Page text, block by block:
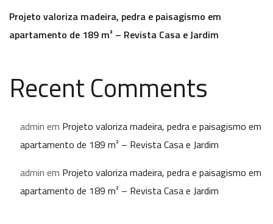
Projeto valoriza madeira, pedra e paisagismo em
apartamento de 189 m² – Revista Casa e Jardim
Recent Comments
admin em Projeto valoriza madeira, pedra e paisagismo em
apartamento de 189 m² – Revista Casa e Jardim
admin em Projeto valoriza madeira, pedra e paisagismo em
apartamento de 189 m² – Revista Casa e Jardim